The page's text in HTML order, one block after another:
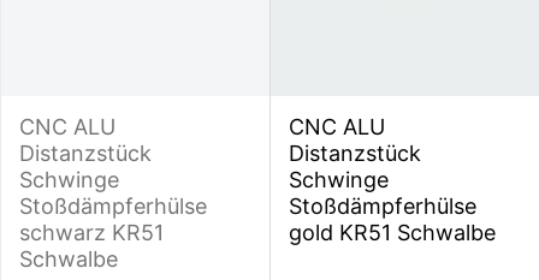
CNC ALU
Distanzstück
Schwinge
Stoßdämpferhülse
schwarz KR51
Schwalbe
CNC ALU
Distanzstück
Schwinge
Stoßdämpferhülse
gold KR51 Schwalbe